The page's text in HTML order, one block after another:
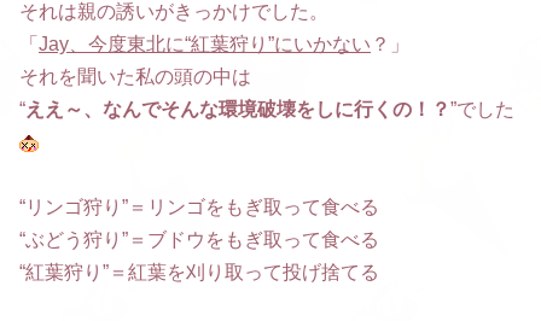
それは親の誘いがきっかけでした。
「 Jay、今度東北に“紅葉狩り”にいかない ？」
それを聞いた私の頭の中は
“ええ～、なんでそんな環境破壊をしに行くの！？”でした
“リンゴ狩り”＝リンゴをもぎ取って食べる
“ぶどう狩り”＝ブドウをもぎ取って食べる
“紅葉狩り”＝紅葉を刈り取って投げ捨てる